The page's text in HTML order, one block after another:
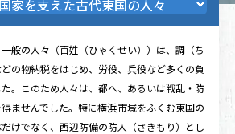
般の人々（百姓（ひゃくせい））は、調（ち
の物納税をはじめ、労役、兵役など多くの負
。このため人々は、都へ、あるいは戦乱・防
ませんでした。特に横浜市域をふくむ東国の
けでなく、西辺防備の防人（さきもり）とし